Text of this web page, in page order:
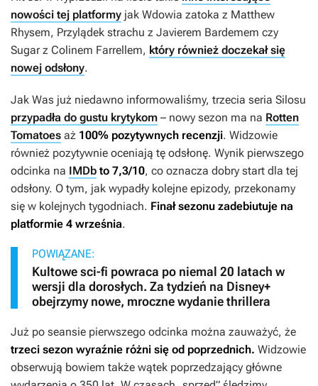
nowości tej platformy jak Wdowia zatoka z Matthew
Rhysem, Przylądek strachu z Javierem Bardemem czy
Sugarz Colinem Farrellem, który również doczekał się
nowej odsłony.
Jak Was już niedawno informowaliśmy, trzecia seria Silosu
przypadła do gustu krytykom – nowy sezon ma na Rotten
Tomatoes aż 100% pozytywnych recenzji. Widzowie
również pozytywnie oceniają tę odsłonę. Wynik pierwszego
odcinka na IMDb to 7,3/10, co oznacza dobry start dla tej
odsłony. O tym, jak wypadły kolejne epizody, przekonamy
się w kolejnych tygodniach. Finał sezonu zadebiutuje na
platformie 4 września.
POWIĄZANE:
Kultowe sci-fi powraca po niemal 20 latach w
wersji dla dorosłych. Za tydzień na Disney+
obejrzymy nowe, mroczne wydanie thrillera
Już po seansie pierwszego odcinka można zauważyć, że
trzeci sezon wyraźnie różni się od poprzednich. Widzowie
obserwują bowiem także wątek poprzedzający główne